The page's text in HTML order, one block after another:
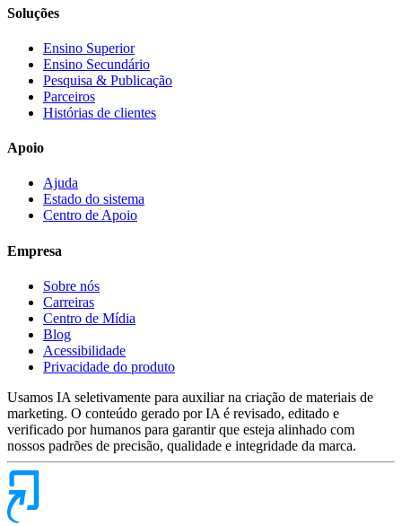
Soluções
Ensino Superior
Ensino Secundário
Pesquisa & Publicação
Parceiros
Histórias de clientes
Apoio
Ajuda
Estado do sistema
Centro de Apoio
Empresa
Sobre nós
Carreiras
Centro de Mídia
Blog
Acessibilidade
Privacidade do produto
Usamos IA seletivamente para auxiliar na criação de materiais de
marketing. O conteúdo gerado por IA é revisado, editado e
verificado por humanos para garantir que esteja alinhado com
nossos padrões de precisão, qualidade e integridade da marca.